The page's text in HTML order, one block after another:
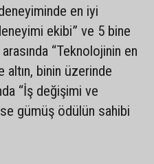
en iyi
ekibi” ve 5 bine
“Teknolojinin en
altın, binin üzerinde
“İş değişimi ve
gümüş ödülün sahibi